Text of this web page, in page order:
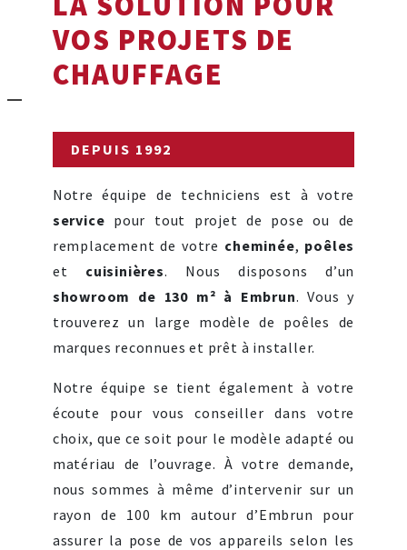
VOS PROJETS DE
CHAUFFAGE
DEPUIS 1992
Notre équipe de techniciens est à votre
service pour tout projet de pose ou de
remplacement de votre cheminée, poêles
et cuisinières. Nous disposons d’un
showroom de 130 m² à Embrun. Vous y
trouverez un large modèle de poêles de
marques reconnues et prêt à installer.
Notre équipe se tient également à votre
écoute pour vous conseiller dans votre
choix, que ce soit pour le modèle adapté ou
matériau de l’ouvrage. À votre demande,
nous sommes à même d’intervenir sur un
rayon de 100 km autour d’Embrun pour
assurer la pose de vos appareils selon les